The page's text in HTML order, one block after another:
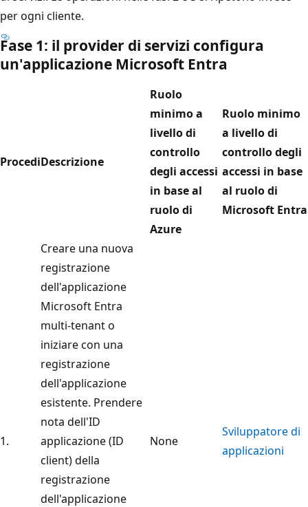
per ogni cliente.
Fase 1: il provider di servizi configura
un'applicazione Microsoft Entra
ProcediDescrizione
Ruolo
minimo a
livello di
controllo
degli accessi
in base al
ruolo di
Azure
Ruolo minimo
a livello di
controllo degli
accessi in base
al ruolo di
Microsoft Entra
1.
Creare una nuova
registrazione
dell'applicazione
Microsoft Entra
multi-tenant o
iniziare con una
registrazione
dell'applicazione
esistente. Prendere
nota dell'ID
applicazione (ID
client) della
registrazione
dell'applicazione
None
Sviluppatore di
applicazioni